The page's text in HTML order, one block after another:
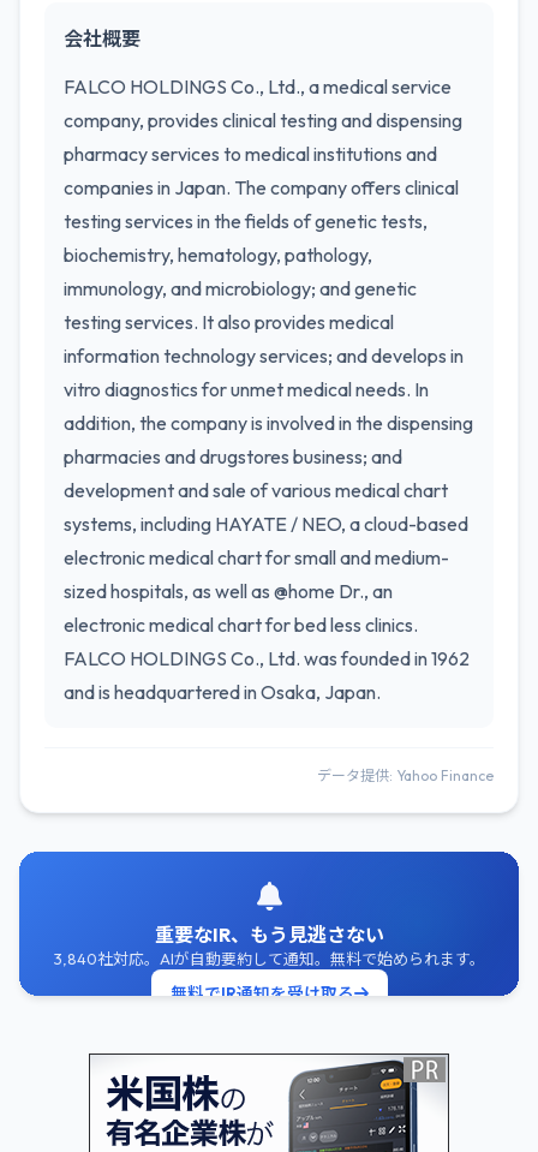
会社概要
FALCO HOLDINGS Co., Ltd., a medical service
company, provides clinical testing and dispensing
pharmacy services to medical institutions and
companies in Japan. The company offers clinical
testing services in the fields of genetic tests,
biochemistry, hematology, pathology,
immunology, and microbiology; and genetic
testing services. It also provides medical
information technology services; and develops in
vitro diagnostics for unmet medical needs. In
addition, the company is involved in the dispensing
pharmacies and drugstores business; and
development and sale of various medical chart
systems, including HAYATE / NEO, a cloud-based
electronic medical chart for small and medium-
sized hospitals, as well as @home Dr., an
electronic medical chart for bed less clinics.
FALCO HOLDINGS Co., Ltd. was founded in 1962
and is headquartered in Osaka, Japan.
データ提供: Yahoo Finance
重要なIR、もう見逃さない
3,840社対応。AIが自動要約して通知。無料で始められます。
無料でIR通知を受け取る